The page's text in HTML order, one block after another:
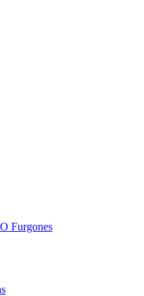
Furgones